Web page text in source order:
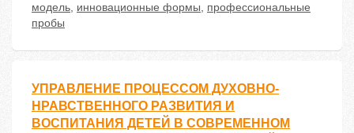
модель, инновационные формы, профессиональные
пробы
УПРАВЛЕНИЕ ПРОЦЕССОМ ДУХОВНО-
НРАВСТВЕННОГО РАЗВИТИЯ И
ВОСПИТАНИЯ ДЕТЕЙ В СОВРЕМЕННОМ